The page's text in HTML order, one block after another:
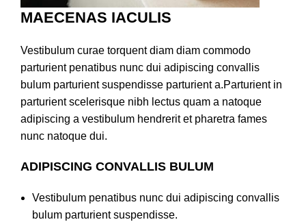
MAECENAS IACULIS
Vestibulum curae torquent diam diam commodo
parturient penatibus nunc dui adipiscing convallis
bulum parturient suspendisse parturient a.Parturient in
parturient scelerisque nibh lectus quam a natoque
adipiscing a vestibulum hendrerit et pharetra fames
nunc natoque dui.
ADIPISCING CONVALLIS BULUM
Vestibulum penatibus nunc dui adipiscing convallis
bulum parturient suspendisse.